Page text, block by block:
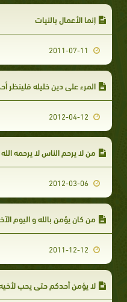
إنما الأعمال بالنيات
المرء على دين خليله فلينظر
من لا يرحم الناس لا يرحمه الله
من كان يؤمن بالله و اليوم
لا يؤمن أحدكم حتى يحب